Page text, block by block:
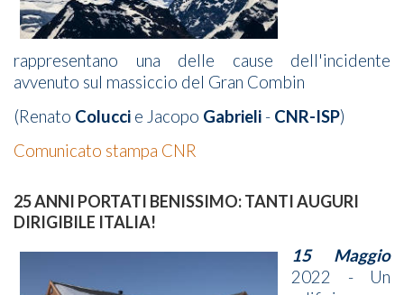
rappresentano una delle cause dell'incidente
avvenuto sul massiccio del Gran Combin
(Renato Colucci e Jacopo Gabrieli - CNR-ISP)
Comunicato stampa CNR
25 ANNI PORTATI BENISSIMO: TANTI AUGURI
DIRIGIBILE ITALIA!
15 Maggio
2022 - Un